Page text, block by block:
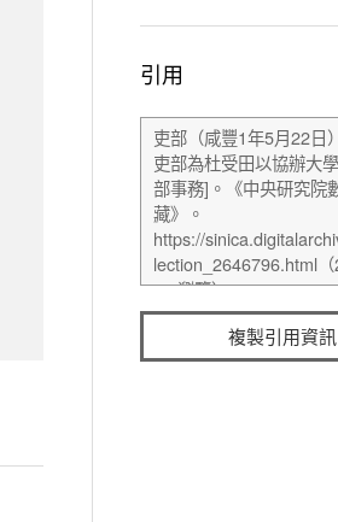
引用
複製引用資訊